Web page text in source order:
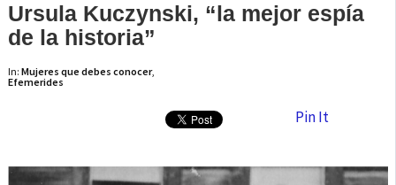
Ursula Kuczynski, “la mejor espía
de la historia”
In: Mujeres que debes conocer,
Efemerides
Pin It